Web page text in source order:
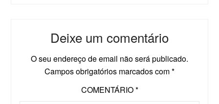
Deixe um comentário
O seu endereço de email não será publicado.
Campos obrigatórios marcados com*
COMENTÁRIO*